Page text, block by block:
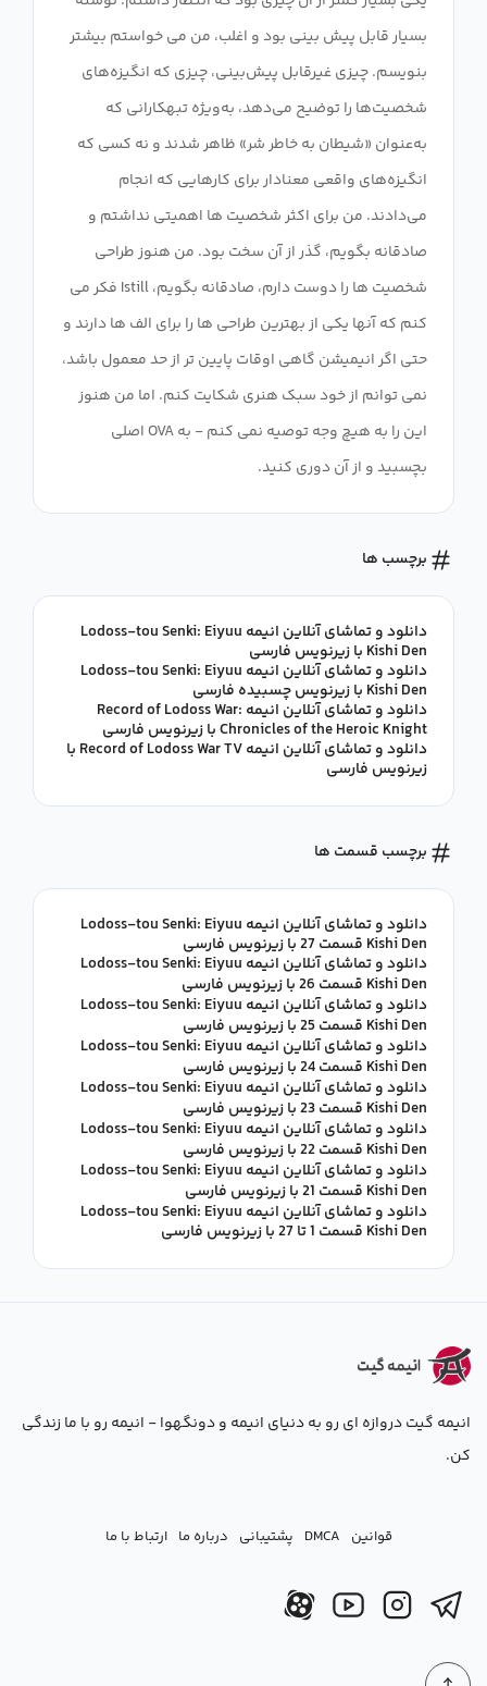
بسیار قابل پیش بینی بود و اغلب، من می خواستم بیشتر
بنویسم. چیزی غیرقابل پیش‌بینی، چیزی که انگیزه‌های
شخصیت‌ها را توضیح می‌دهد، به‌ویژه تبهکارانی که
به‌عنوان «شیطان به خاطر شر» ظاهر شدند و نه کسی که
انگیزه‌های واقعی معنادار برای کارهایی که انجام
می‌دادند. من برای اکثر شخصیت ها اهمیتی نداشتم و
صادقانه بگویم، گذر از آن سخت بود. من هنوز طراحی
شخصیت ها را دوست دارم، صادقانه بگویم، Istill فکر می
کنم که آنها یکی از بهترین طراحی ها را برای الف ها دارند و
حتی اگر انیمیشن گاهی اوقات پایین تر از حد معمول باشد،
نمی توانم از خود سبک هنری شکایت کنم. اما من هنوز
این را به هیچ وجه توصیه نمی کنم - به OVA اصلی
بچسبید و از آن دوری کنید.
برچسب ها
دانلود و تماشای آنلاین انیمه Lodoss-tou Senki: Eiyuu
Kishi Den با زیرنویس فارسی
دانلود و تماشای آنلاین انیمه Lodoss-tou Senki: Eiyuu
Kishi Den با زیرنویس چسبیده فارسی
دانلود و تماشای آنلاین انیمه Record of Lodoss War:
Chronicles of the Heroic Knight با زیرنویس فارسی
دانلود و تماشای آنلاین انیمه Record of Lodoss War TV با
زیرنویس فارسی
برچسب قسمت ها
دانلود و تماشای آنلاین انیمه Lodoss-tou Senki: Eiyuu
Kishi Den قسمت 27 با زیرنویس فارسی
دانلود و تماشای آنلاین انیمه Lodoss-tou Senki: Eiyuu
Kishi Den قسمت 26 با زیرنویس فارسی
دانلود و تماشای آنلاین انیمه Lodoss-tou Senki: Eiyuu
Kishi Den قسمت 25 با زیرنویس فارسی
دانلود و تماشای آنلاین انیمه Lodoss-tou Senki: Eiyuu
Kishi Den قسمت 24 با زیرنویس فارسی
دانلود و تماشای آنلاین انیمه Lodoss-tou Senki: Eiyuu
Kishi Den قسمت 23 با زیرنویس فارسی
دانلود و تماشای آنلاین انیمه Lodoss-tou Senki: Eiyuu
Kishi Den قسمت 22 با زیرنویس فارسی
دانلود و تماشای آنلاین انیمه Lodoss-tou Senki: Eiyuu
Kishi Den قسمت 21 با زیرنویس فارسی
دانلود و تماشای آنلاین انیمه Lodoss-tou Senki: Eiyuu
Kishi Den قسمت 1 تا 27 با زیرنویس فارسی
انیمه گیت دروازه ای رو به دنیای انیمه و دونگهوا - انیمه رو با ما زندگی
کن.
قوانین DMCA پشتیبانی درباره ما ارتباط با ما